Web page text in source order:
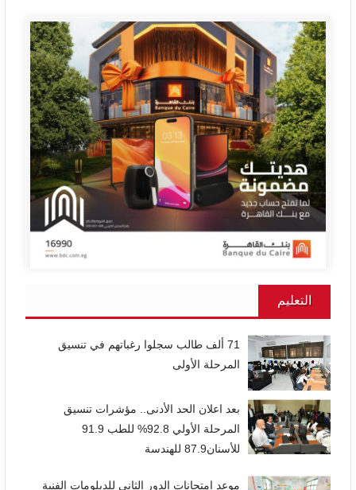
التعليم
71 ألف طالب سجلوا رغباتهم في تنسيق
المرحلة الأولى
بعد اعلان الحد الأدنى.. مؤشرات تنسيق
المرحلة الأولي 92.8% للطب 91.9
للأسنان87.9 للهندسة
موعد امتحانات الدور الثاني للدبلومات الفنية